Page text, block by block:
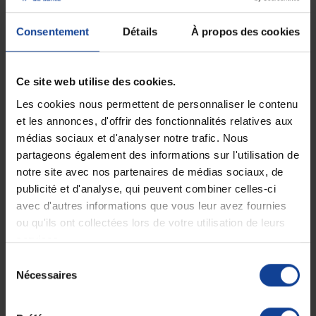
Consentement Détails À propos des cookies
Ce site web utilise des cookies.
Les cookies nous permettent de personnaliser le contenu
et les annonces, d'offrir des fonctionnalités relatives aux
médias sociaux et d'analyser notre trafic. Nous
partageons également des informations sur l'utilisation de
notre site avec nos partenaires de médias sociaux, de
publicité et d'analyse, qui peuvent combiner celles-ci
avec d'autres informations que vous leur avez fournies
ou qu'ils ont collectées lors de votre utilisation de leurs
services.
Nécessaires
Horloge calendrier à LED
rouge
69,90 € 49,90 €